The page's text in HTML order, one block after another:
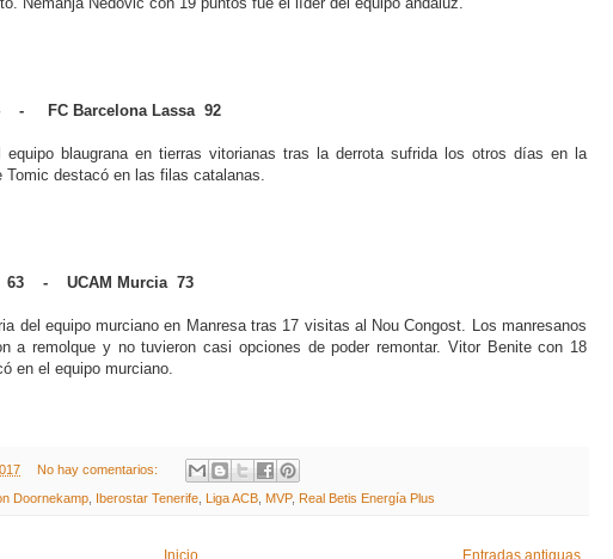
- FC Barcelona Lassa 92
equipo blaugrana en tierras vitorianas tras la derrota sufrida los otros días en la
Tomic destacó en las filas catalanas.
63 - UCAM Murcia 73
del equipo murciano en Manresa tras 17 visitas al Nou Congost. Los manresanos
a remolque y no tuvieron casi opciones de poder remontar. Vitor Benite con 18
en el equipo murciano.
No hay comentarios:
Doornekamp Iberostar Tenerife Liga ACB MVP, Real Betis Energía Plus
Entradas antiguas
Inicio